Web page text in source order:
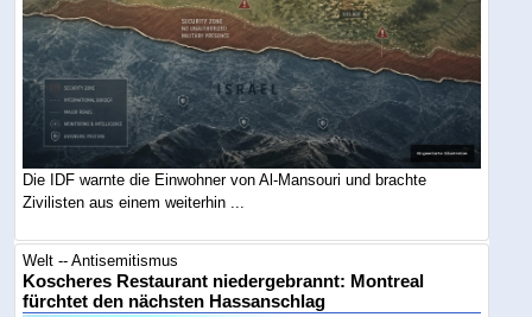
Die IDF warnte die Einwohner von Al-Mansouri und brachte
Zivilisten aus einem weiterhin ...
Welt -- Antisemitismus
Koscheres Restaurant niedergebrannt: Montreal
fürchtet den nächsten Hassanschlag